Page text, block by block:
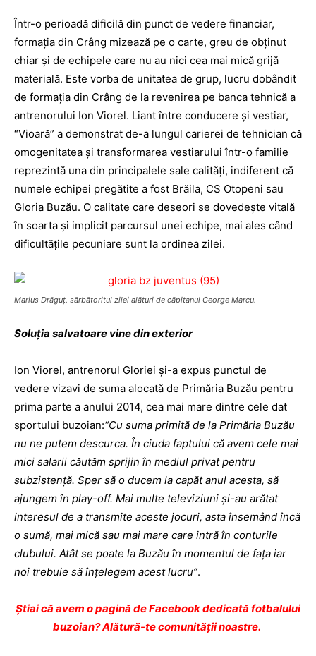
Într-o perioadă dificilă din punct de vedere financiar,
formaţia din Crâng mizează pe o carte, greu de obţinut
chiar şi de echipele care nu au nici cea mai mică grijă
materială. Este vorba de unitatea de grup, lucru dobândit
de formaţia din Crâng de la revenirea pe banca tehnică a
antrenorului Ion Viorel. Liant între conducere şi vestiar,
“Vioară” a demonstrat de-a lungul carierei de tehnician că
omogenitatea şi transformarea vestiarului într-o familie
reprezintă una din principalele sale calităţi, indiferent că
numele echipei pregătite a fost Brăila, CS Otopeni sau
Gloria Buzău. O calitate care deseori se dovedeşte vitală
în soarta şi implicit parcursul unei echipe, mai ales când
dificultăţile pecuniare sunt la ordinea zilei.
Marius Drăguţ, sărbătoritul zilei alături de căpitanul George Marcu.
Soluţia salvatoare vine din exterior
Ion Viorel, antrenorul Gloriei şi-a expus punctul de
vedere vizavi de suma alocată de Primăria Buzău pentru
prima parte a anului 2014, cea mai mare dintre cele dat
sportului buzoian:“Cu suma primită de la Primăria Buzău
nu ne putem descurca. În ciuda faptului că avem cele mai
mici salarii căutăm sprijin în mediul privat pentru
subzistenţă. Sper să o ducem la capăt anul acesta, să
ajungem în play-off. Mai multe televiziuni şi-au arătat
interesul de a transmite aceste jocuri, asta însemând încă
o sumă, mai mică sau mai mare care intră în conturile
clubului. Atât se poate la Buzău în momentul de faţa iar
noi trebuie să înţelegem acest lucru”.
Ştiai că avem o pagină de Facebook dedicată fotbalului
buzoian? Alătură-te comunității noastre.